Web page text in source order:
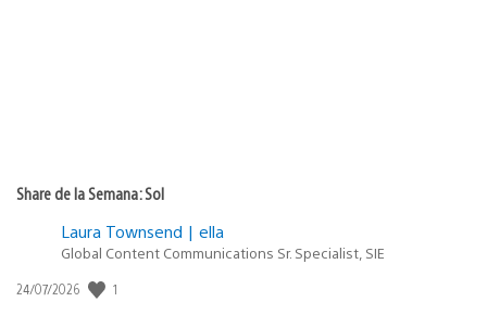
Share de la Semana: Sol
Laura Townsend | ella
Global Content Communications Sr. Specialist, SIE
Fecha
24/07/2026 1